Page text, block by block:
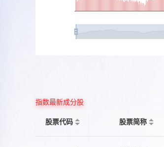
指数最新成分股
股票代码
股票简称